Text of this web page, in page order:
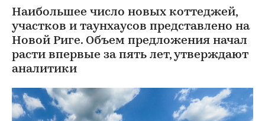
Наибольшее число новых коттеджей,
участков и таунхаусов представлено на
Новой Риге. Объем предложения начал
расти впервые за пять лет, утверждают
аналитики